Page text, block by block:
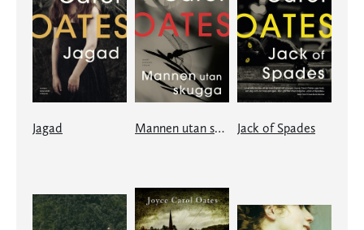
Jagad Mannen utan skugga Jack of Spades